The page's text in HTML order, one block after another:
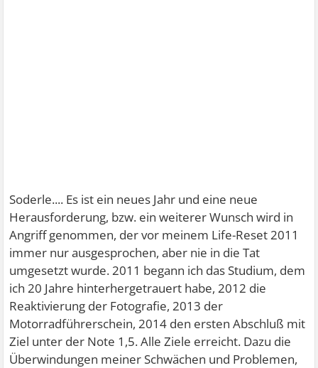
Soderle.... Es ist ein neues Jahr und eine neue
Herausforderung, bzw. ein weiterer Wunsch wird in
Angriff genommen, der vor meinem Life-Reset 2011
immer nur ausgesprochen, aber nie in die Tat
umgesetzt wurde. 2011 begann ich das Studium, dem
ich 20 Jahre hinterhergetrauert habe, 2012 die
Reaktivierung der Fotografie, 2013 der
Motorradführerschein, 2014 den ersten Abschluß mit
Ziel unter der Note 1,5. Alle Ziele erreicht. Dazu die
Überwindungen meiner Schwächen und Problemen,